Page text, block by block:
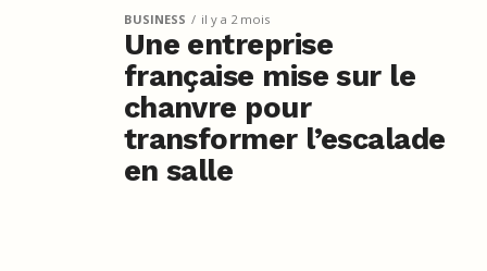
BUSINESS il y a 2 mois
Une entreprise
française mise sur le
chanvre pour
transformer l’escalade
en salle